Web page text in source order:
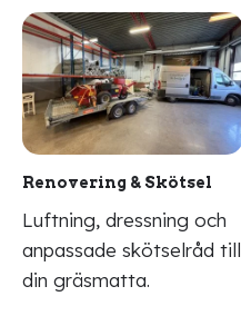
Renovering & Skötsel
Luftning, dressning och
anpassade skötselråd till
din gräsmatta.